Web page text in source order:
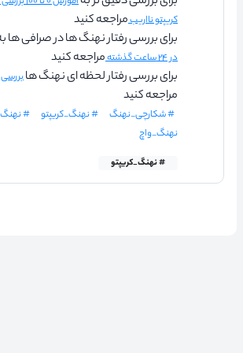
کریپتو نااریبمراجعه کنید
برای بررسی رفتار نهنگ ها در صرافی ها
در ۲۴ ساعت گذشته
مراجعه کنید
برای بررسی رفتار لحظه ای نهنگ ها
مراجعه کنید
# شکارچی_نهنگ # نهنگ_کریپتو #
نهنگ_واچ
# نهنگ_کریپتو